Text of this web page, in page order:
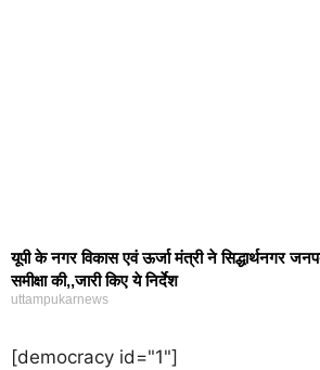
यूपी के नगर विकास एवं ऊर्जा मंत्री ने सिद्धार्थनगर
समीक्षा की,,जारी किए ये निर्देश
uttampukarnews
[democracy id="1"]